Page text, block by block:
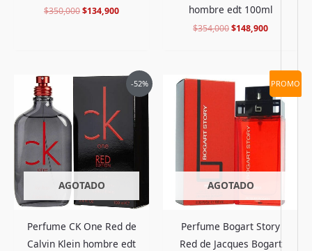
$350,000$134,900
hombre edt 100ml
$354,000$148,900
-52%
AGOTADO
Perfume CK One Red de
Calvin Klein hombre edt
El
precio
era:
$275,000.
El
precio
actual
es:
$129,900.
PROMO
AGOTADO
Perfume Bogart Story
Red de Jacques Bogart
El
precio
original
era:
$315,000.
El
precio
actual
es:
$129,900.